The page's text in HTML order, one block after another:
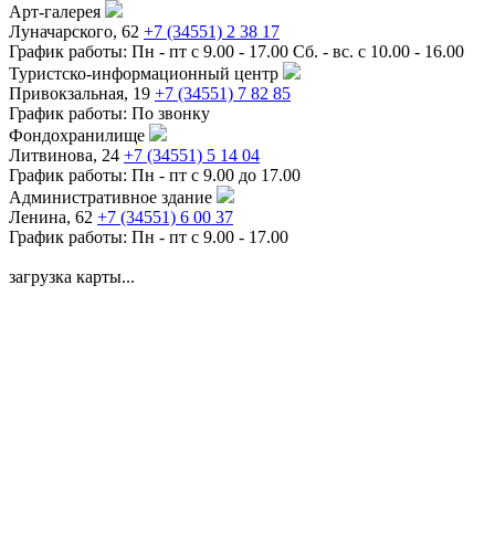
Арт-галерея
Луначарского, 62 +7 (34551) 2 38 17
График работы: Пн - пт с 9.00 - 17.00 Сб. - вс. с 10.00 - 16.00
Туристско-информационный центр
Привокзальная, 19 +7 (34551) 7 82 85
График работы: По звонку
Фондохранилище
Литвинова, 24 +7 (34551) 5 14 04
График работы: Пн - пт с 9.00 до 17.00
Административное здание
Ленина, 62 +7 (34551) 6 00 37
График работы: Пн - пт с 9.00 - 17.00
загрузка карты...